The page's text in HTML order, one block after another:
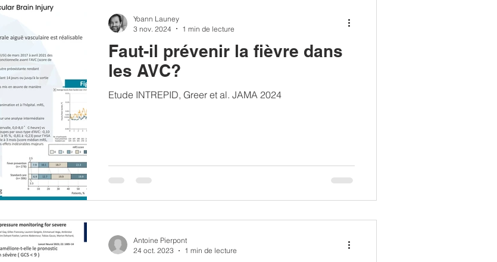
Faut-il prévenir la fièvre dans
les AVC?
Etude INTREPID, Greer et al. JAMA 2024
Yoann Launey
3 nov. 2024
1 min de lecture
Antoine Pierpont
24 oct. 2023
1 min de lecture